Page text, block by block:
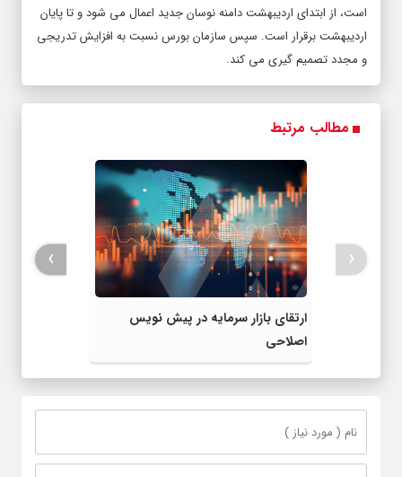
است، از ابتدای اردیبهشت دامنه نوسان جدید اعمال می شود و تا پایان
اردیبهشت برقرار است. سپس سازمان بورس نسبت به افزایش تدریجی
و مجدد تصمیم گیری می کند.
مطالب مرتبط
ارتقای بازار سرمایه در پیش نویس
اصلاحی
‹
›